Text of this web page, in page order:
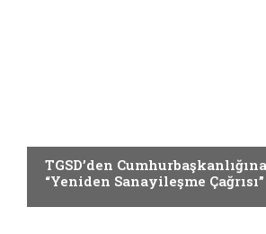
TGSD’den
“Yeniden Sanayileşme Çağrısı”